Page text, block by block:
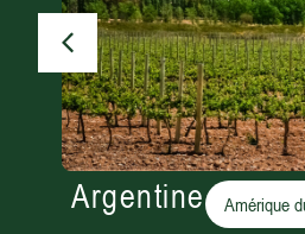
Argentine Amérique